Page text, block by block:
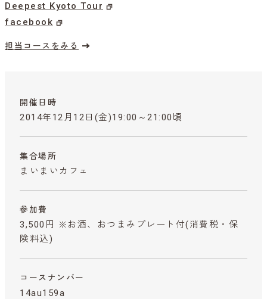
Deepest Kyoto Tour
facebook
担当コースをみる
開催日時
2014年12月12日(金)19:00～21:00頃
集合場所
まいまいカフェ
参加費
3,500円 ※お酒、おつまみプレート付(消費税・保
険料込)
コースナンバー
14au159a